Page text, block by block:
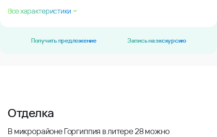
Все характеристики
Получить предложение Запись на экскурсию
Отделка
В микрорайоне Горгиппия в литере 28 можно